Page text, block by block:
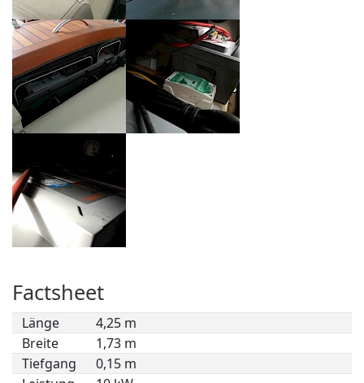
Factsheet
Länge
4,25 m
Breite
1,73 m
Tiefgang
0,15 m